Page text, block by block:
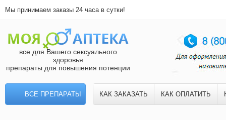
Мы принимаем заказы 24 часа в сутки!
все для Вашего сексуального
здоровья
препараты для повышения потенции
ВСЕ ПРЕПАРАТЫ КАК ЗАКАЗАТЬ КАК ОПЛАТИТЬ